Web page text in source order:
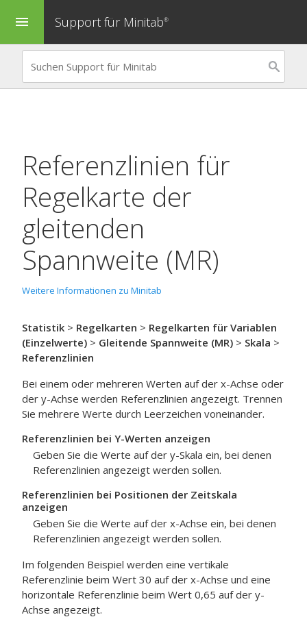
menu Support für Minitab®
Referenzlinien für
Regelkarte der
gleitenden
Spannweite (MR)
Weitere Informationen zu Minitab
Statistik > Regelkarten > Regelkarten für Variablen
(Einzelwerte) > Gleitende Spannweite (MR) > Skala >
Referenzlinien
Bei einem oder mehreren Werten auf der x-Achse oder
der y-Achse werden Referenzlinien angezeigt. Trennen
Sie mehrere Werte durch Leerzeichen voneinander.
Referenzlinien bei Y-Werten anzeigen
Geben Sie die Werte auf der y-Skala ein, bei denen
Referenzlinien angezeigt werden sollen.
Referenzlinien bei Positionen der Zeitskala
anzeigen
Geben Sie die Werte auf der x-Achse ein, bei denen
Referenzlinien angezeigt werden sollen.
Im folgenden Beispiel werden eine vertikale
Referenzlinie beim Wert 30 auf der x-Achse und eine
horizontale Referenzlinie beim Wert 0,65 auf der y-
Achse angezeigt.